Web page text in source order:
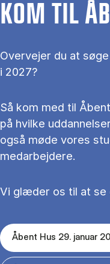
KOM TIL
Overvejer du at
i 2027?
Så kom med til
på hvilke
også møde vores
medarbejdere.
Vi glæder os til at se
Åbent Hus 29. januar